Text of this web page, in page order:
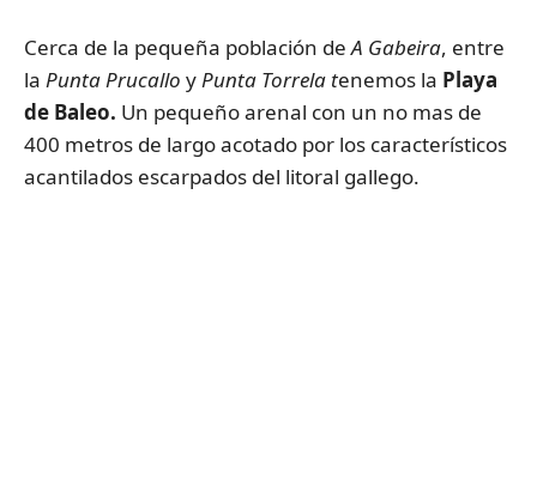
Cerca de la pequeña población deA Gabeira, entre
la Punta Prucallo yPunta Torrela tenemos la Playa
de Baleo. Un pequeño arenal con un no mas de
400 metros de largo acotado por los característicos
acantilados escarpados del litoral gallego.